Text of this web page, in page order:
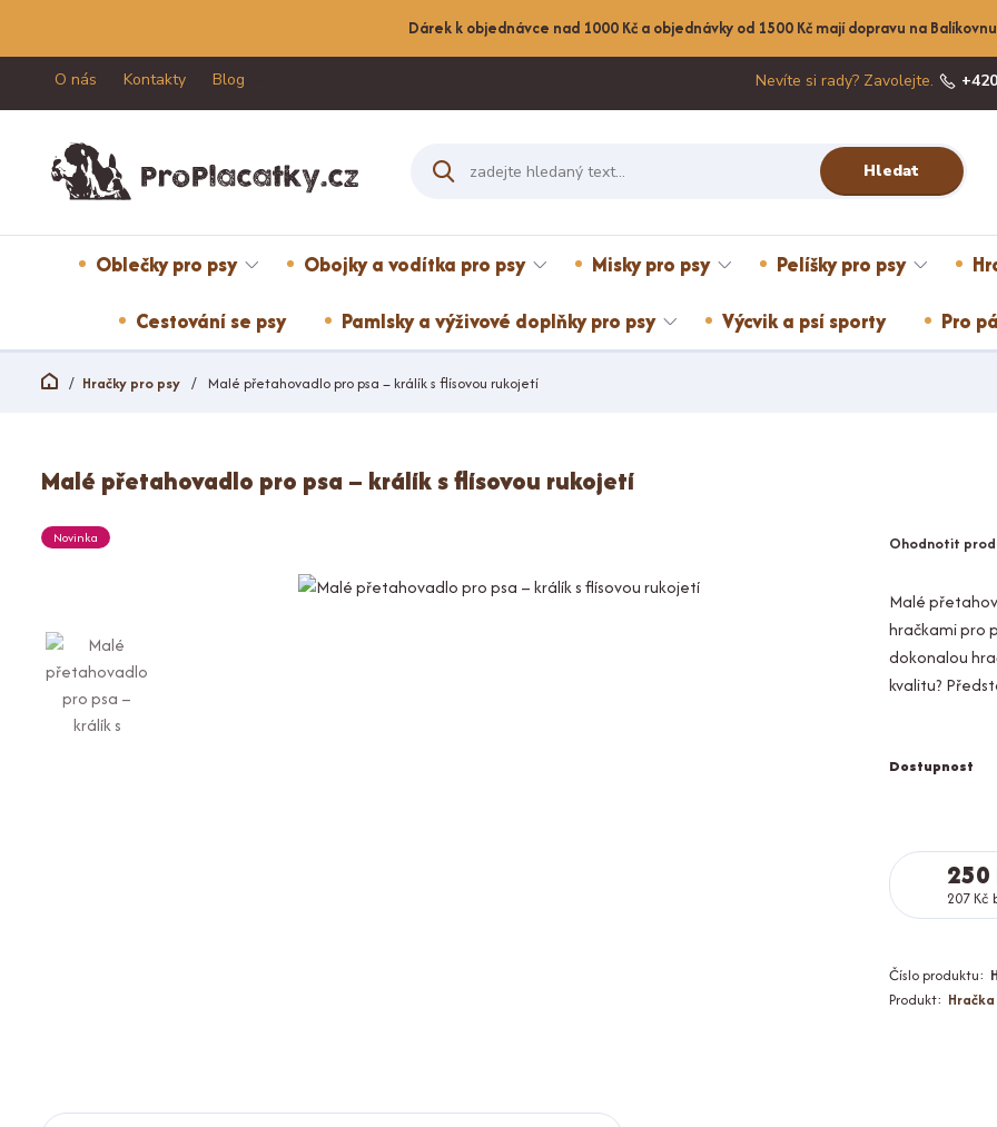
Dárek k objednávce nad 1000 Kč a objednávky od 1500 Kč mají dopravu na
O nás Kontakty Blog
Hledat
Nevíte si rady? Zavolejte.
Oblečky pro psy Obojky a vodítka pro psy Misky pro psy Pelíšky pro psy
Cestování se psy Pamlsky a výživové doplňky pro psy Výcvik a psí sporty Pro
Hračky pro psy Malé přetahovadlo pro psa – králík s flísovou rukojetí
Malé přetahovadlo pro psa – králík s flísovou rukojetí
Novinka Ohodnotit
Malé
hračkami pro
dokonalou
kvalitu?
Dostupnost
250
207 Kč
Číslo produktu:
Produkt: Hračka